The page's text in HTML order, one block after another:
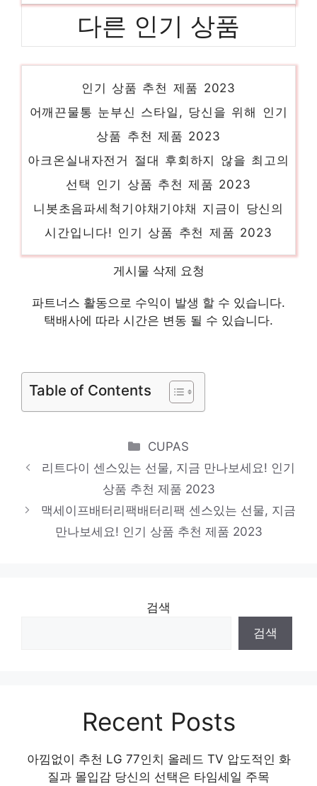
다른 인기 상품
인기 상품 추천 제품 2023
어깨끈물통 눈부신 스타일, 당신을 위해 인기
상품 추천 제품 2023
아크온실내자전거 절대 후회하지 않을 최고의
선택 인기 상품 추천 제품 2023
니봇초음파세척기야채기야채 지금이 당신의
시간입니다! 인기 상품 추천 제품 2023
상품 추천 제품 2023
물병스트랩 지금이 아니면 못 사요! 인기 상
품 추천 제품 2023
인기 상품 추천 제품 2023
게시물 삭제 요청
파트너스 활동으로 수익이 발생 할 수 있습니다.
택배사에 따라 시간은 변동 될 수 있습니다.
Table of Contents
Categories
CUPAS
리트다이 센스있는 선물, 지금 만나보세요! 인기
상품 추천 제품 2023
맥세이프배터리팩배터리팩 센스있는 선물, 지금
만나보세요! 인기 상품 추천 제품 2023
검색
검색
Recent Posts
아낌없이 추천 LG 77인치 올레드 TV 압도적인 화
질과 몰입감 당신의 선택은 타임세일 주목